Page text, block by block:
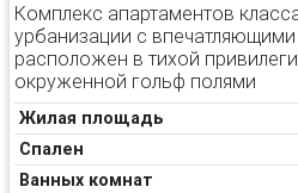
Комплекс апартаментов
урбанизации с
расположен в тихой
окруженной гольф полями
Жилая площадь
Спален
Ванных комнат